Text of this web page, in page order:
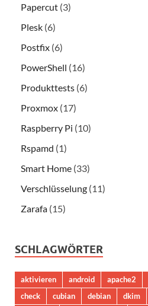
Papercut (3)
Plesk (6)
Postfix (6)
PowerShell (16)
Produkttests (6)
Proxmox (17)
Raspberry Pi (10)
Rspamd (1)
Smart Home (33)
Verschlüsselung (11)
Zarafa (15)
SCHLAGWÖRTER
aktivieren android apache2
check
cubian debian dkim